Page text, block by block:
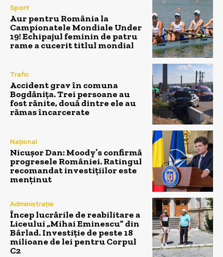
Sport
Aur pentru România la
Campionatele Mondiale Under
19! Echipajul feminin de patru
rame a cucerit titlul mondial
Trafic
Accident grav în comuna
Bogdănița. Trei persoane au
fost rănite, două dintre ele au
rămas încarcerate
Național
Nicușor Dan: Moody’s confirmă
progresele României. Ratingul
recomandat investițiilor este
menținut
Administrație
Încep lucrările de reabilitare a
Liceului „Mihai Eminescu” din
Bârlad. Investiție de peste 18
milioane de lei pentru Corpul
C2